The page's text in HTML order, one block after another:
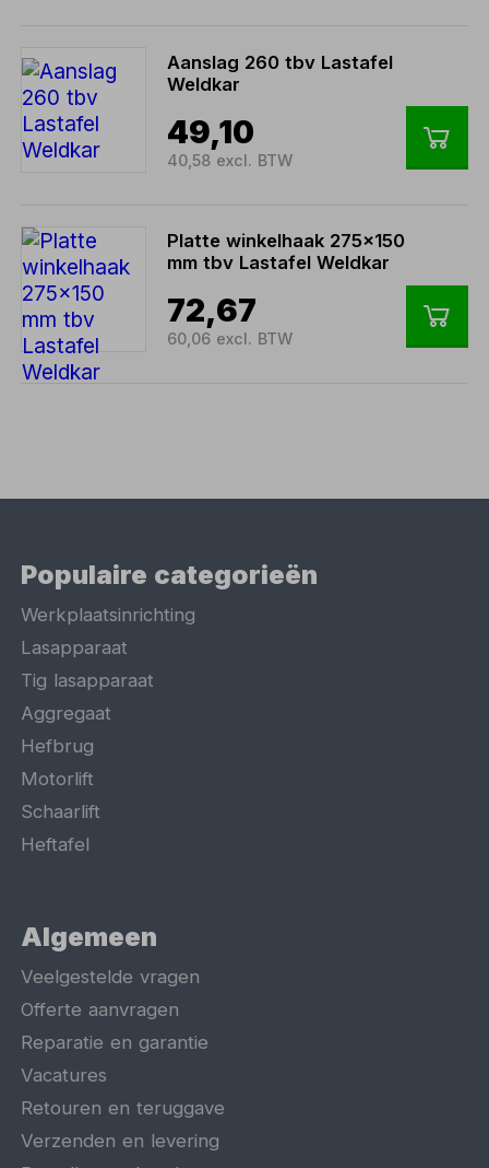
Aanslag 260 tbv Lastafel
Weldkar
49,10
40,58 excl. BTW
Platte winkelhaak 275x150
mm tbv Lastafel Weldkar
72,67
60,06 excl. BTW
Populaire categorieën
Werkplaatsinrichting
Lasapparaat
Tig lasapparaat
Aggregaat
Hefbrug
Motorlift
Schaarlift
Heftafel
Algemeen
Veelgestelde vragen
Offerte aanvragen
Reparatie en garantie
Vacatures
Retouren en teruggave
Verzenden en levering